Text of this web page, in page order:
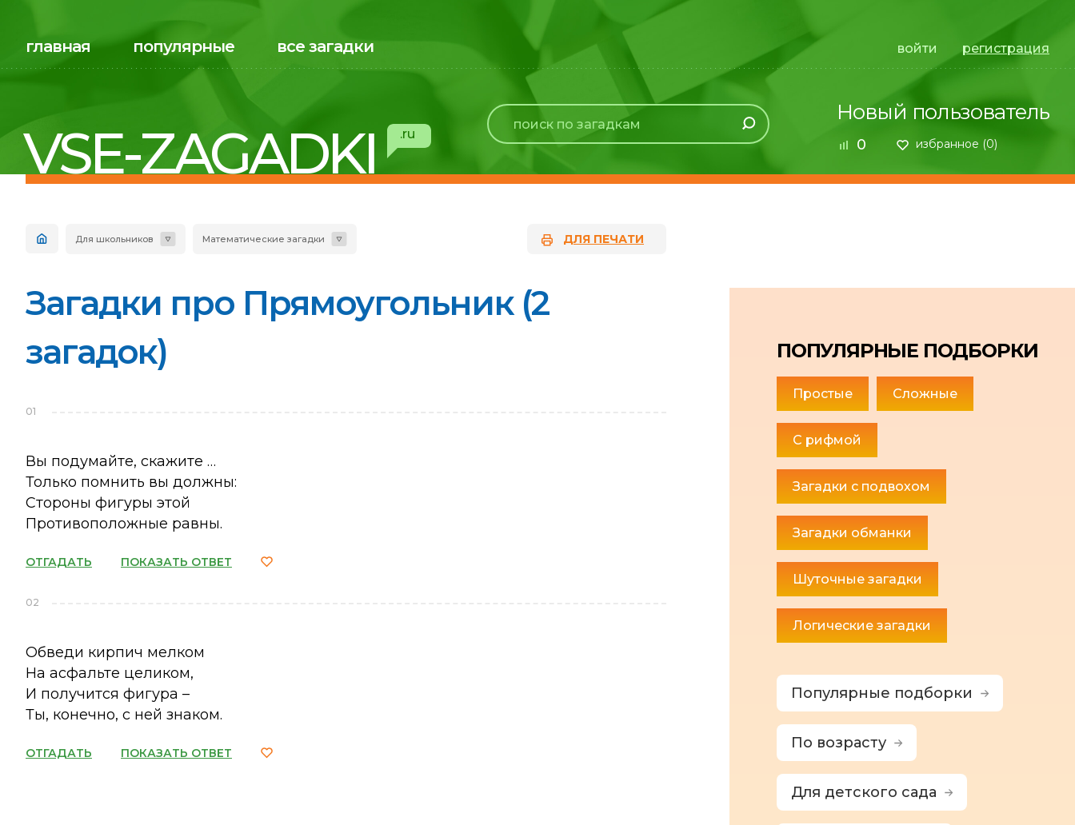
главная популярные все загадки войти регистрация
VSE-ZAGADKI .ru
Новый пользователь
0 избранное (0)
Для школьников Математические загадки ДЛЯ ПЕЧАТИ
Загадки про Прямоугольник (2
загадок)
01
Вы подумайте, скажите …
Только помнить вы должны:
Стороны фигуры этой
Противоположные равны.
ОТГАДАТЬ ПОКАЗАТЬ ОТВЕТ
02
Обведи кирпич мелком
На асфальте целиком,
И получится фигура –
Ты, конечно, с ней знаком.
ОТГАДАТЬ ПОКАЗАТЬ ОТВЕТ
ПОПУЛЯРНЫЕ ПОДБОРКИ
Простые Сложные
С рифмой
Загадки с подвохом
Загадки обманки
Шуточные загадки
Логические загадки
Популярные подборки
По возрасту
Для детского сада